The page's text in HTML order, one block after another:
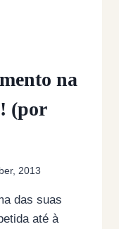
na
(por
2013
das suas
até à